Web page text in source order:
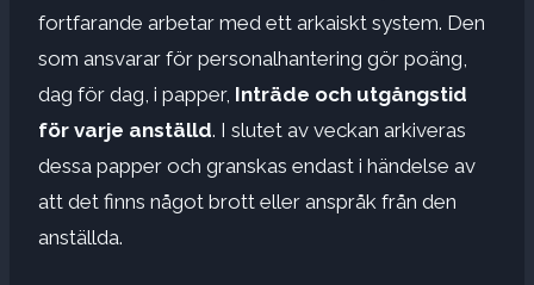
fortfarande arbetar med ett arkaiskt system. Den
som ansvarar för personalhantering gör poäng,
dag för dag, i papper, Inträde och utgångstid
för varje anställd. I slutet av veckan arkiveras
dessa papper och granskas endast i händelse av
att det finns något brott eller anspråk från den
anställda.